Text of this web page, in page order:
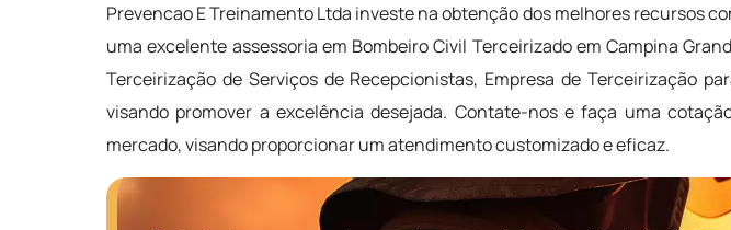
Prevencao E Treinamento Ltda investe na obtenção dos melhores recursos
uma excelente assessoria em Bombeiro Civil Terceirizado em Campina
Terceirização de Serviços de Recepcionistas, Empresa de Terceirização
visando promover a excelência desejada. Contate-nos e faça uma
mercado, visando proporcionar um atendimento customizado e eficaz.